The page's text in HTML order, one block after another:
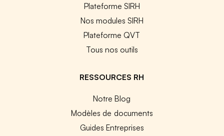
Plateforme SIRH
Nos modules SIRH
Plateforme QVT
Tous nos outils
RESSOURCES RH
Notre Blog
Modèles de documents
Guides Entreprises